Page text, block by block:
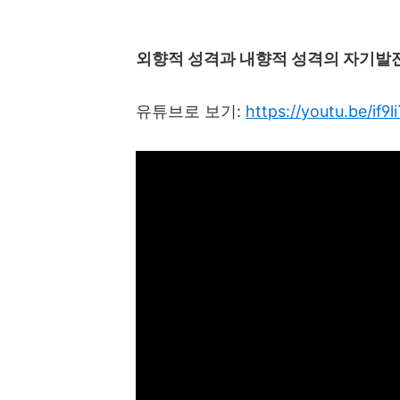
외향적 성격과 내향적 성격의 자기발
유튜브로 보기: https://youtu.be/